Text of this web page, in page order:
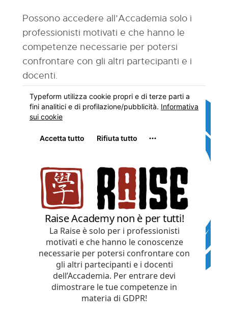
Possono accedere all’Accademia solo i
professionisti motivati e che hanno le
competenze necessarie per potersi
confrontare con gli altri partecipanti e i
docenti.